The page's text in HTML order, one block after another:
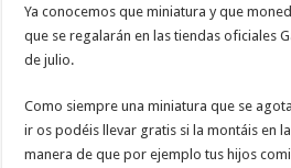
Ya conocemos que miniatura y que
que se regalarán en las tiendas oficiales
de julio.
Como siempre una miniatura que se
ir os podéis llevar gratis si la montáis en
manera de que por ejemplo tus hijos